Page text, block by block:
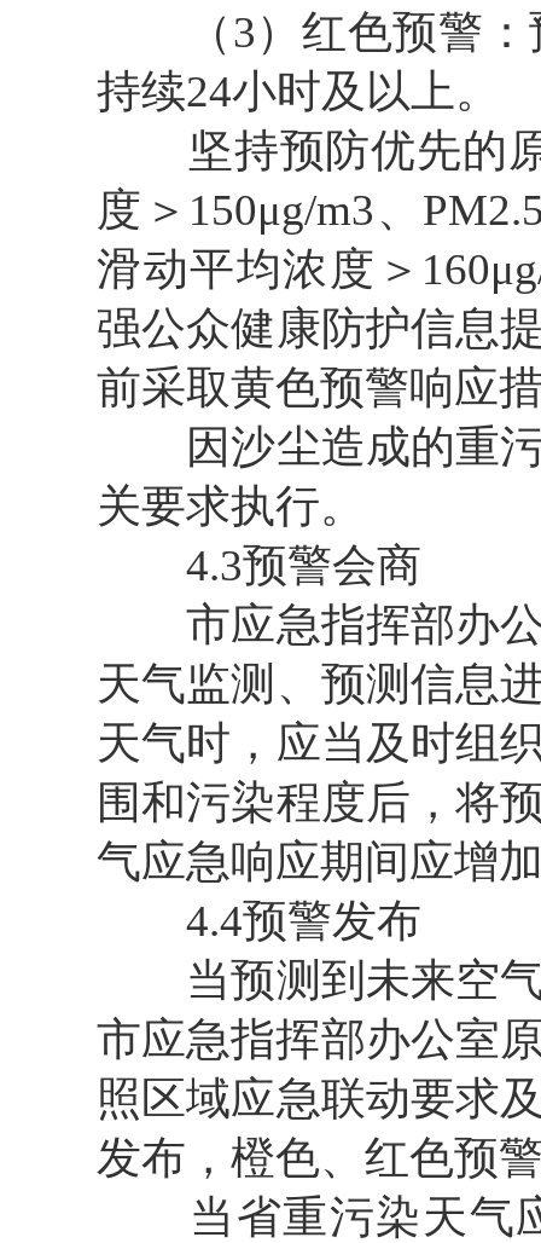
（3）红色预警：
持续24小时及以上。
坚持预防优先的原
度＞150μg/m3、
滑动平均浓度＞
强公众健康防护信息
前采取黄色预警响应
因沙尘造成的重污
关要求执行。
4.3预警会商
市应急指挥部办公
天气监测、预测信息
天气时，应当及时组
围和污染程度后，将
气应急响应期间应增
4.4预警发布
当预测到未来空气
市应急指挥部办公室
照区域应急联动要求
发布，橙色、红色预
当省重污染天气应